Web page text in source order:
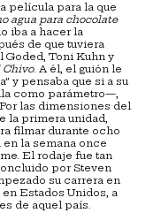
película para la que
agua para chocolate
iba a hacer la
de que tuviera
Toni Kuhn y
Chivo. A él, el guión le
y pensaba que si a su
como parámetro—,
las dimensiones del
la primera unidad,
filmar durante ocho
en la semana once
El rodaje fue tan
por Steven
su carrera en
Estados Unidos, a
de aquel país.